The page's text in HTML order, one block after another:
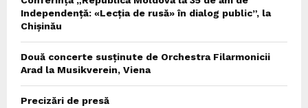
Independență: «Lecția de rusă» în dialog public”, la
Chișinău
Două concerte susținute de Orchestra Filarmonicii
Arad la Musikverein, Viena
Precizări de presă